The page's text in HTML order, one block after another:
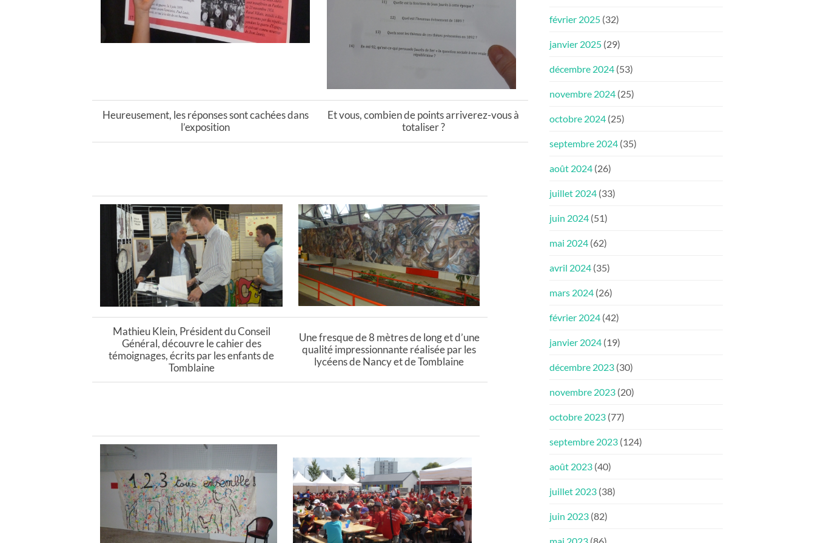
Heureusement, les réponses sont cachées dans
l’exposition
Et vous, combien de points arriverez-vous à
totaliser ?
Mathieu Klein, Président du Conseil
Général, découvre le cahier des
témoignages, écrits par les enfants de
Tomblaine
Une fresque de 8 mètres de long et d’une
qualité impressionnante réalisée par les
lycéens de Nancy et de Tomblaine
février 2025 (32)
janvier 2025 (29)
décembre 2024 (53)
novembre 2024 (25)
octobre 2024 (25)
septembre 2024 (35)
août 2024 (26)
juillet 2024 (33)
juin 2024 (51)
mai 2024 (62)
avril 2024 (35)
mars 2024 (26)
février 2024 (42)
janvier 2024 (19)
décembre 2023 (30)
novembre 2023 (20)
octobre 2023 (77)
septembre 2023 (124)
août 2023 (40)
juillet 2023 (38)
juin 2023 (82)
mai 2023 (86)